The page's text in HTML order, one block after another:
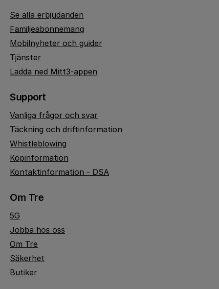
Se alla erbjudanden
Familjeabonnemang
Mobilnyheter och guider
Tjänster
Ladda ned Mitt3-appen
Support
Vanliga frågor och svar
Täckning och driftinformation
Whistleblowing
Köpinformation
Kontaktinformation - DSA
Om Tre
5G
Jobba hos oss
Om Tre
Säkerhet
Butiker